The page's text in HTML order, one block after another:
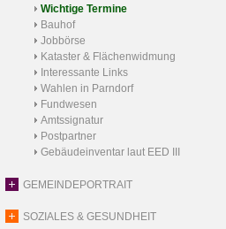
Wichtige Termine
Bauhof
Jobbörse
Kataster & Flächenwidmung
Interessante Links
Wahlen in Parndorf
Fundwesen
Amtssignatur
Postpartner
Gebäudeinventar laut EED III
GEMEINDEPORTRAIT
SOZIALES & GESUNDHEIT